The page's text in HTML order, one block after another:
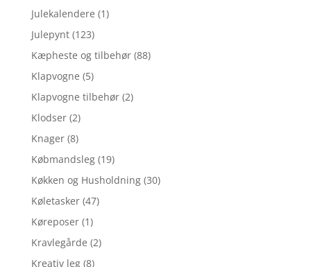
Julekalendere (1)
Julepynt (123)
Kæpheste og tilbehør (88)
Klapvogne (5)
Klapvogne tilbehør (2)
Klodser (2)
Knager (8)
Købmandsleg (19)
Køkken og Husholdning (30)
Køletasker (47)
Køreposer (1)
Kravlegårde (2)
Kreativ leg (8)